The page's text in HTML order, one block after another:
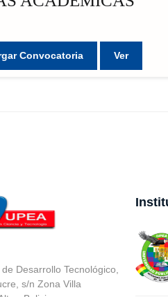
Convocatoria Ver
Desarrollo Tecnológico,
s/n Zona Villa